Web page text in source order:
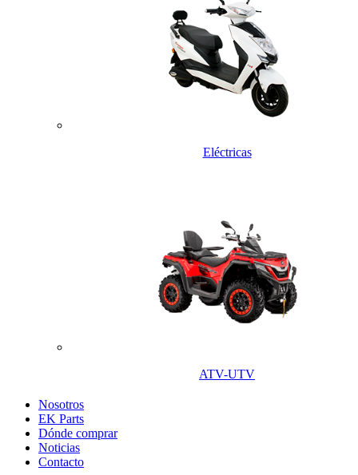
Eléctricas
ATV-UTV
Nosotros
EK Parts
Dónde comprar
Noticias
Contacto